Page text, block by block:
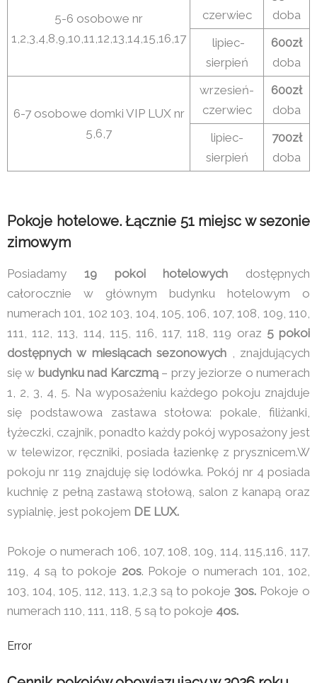
5-6 osobowe nr
1,2,3,4,8,9,10,11,12,13,14,15,16,17
czerwiec
doba
lipiec-
sierpień
600zł
doba
6-7 osobowe domki VIP LUX nr
5,6,7
wrzesień-
czerwiec
600zł
doba
lipiec-
sierpień
700zł
doba
Pokoje hotelowe. Łącznie 51 miejsc w sezonie
zimowym
Posiadamy 19 pokoi hotelowych dostępnych
całorocznie w głównym budynku hotelowym o
numerach 101, 102 103, 104, 105, 106, 107, 108, 109, 110,
111, 112, 113, 114, 115, 116, 117, 118, 119 oraz 5 pokoi
dostępnych w miesiącach sezonowych , znajdujących
się w budynku nad Karczmą– przy jeziorze o numerach
1, 2, 3, 4, 5. Na wyposażeniu każdego pokoju znajduje
się podstawowa zastawa stołowa: pokale, filiżanki,
łyżeczki, czajnik, ponadto każdy pokój wyposażony jest
w telewizor, ręczniki, posiada łazienkę z prysznicem.W
pokoju nr 119 znajduję się lodówka. Pokój nr 4 posiada
kuchnię z pełną zastawą stołową, salon z kanapą oraz
sypialnię, jest pokojem DE LUX.
Pokoje o numerach 106, 107, 108, 109, 114, 115,116, 117,
119, 4 są to pokoje 2os. Pokoje o numerach 101, 102,
103, 104, 105, 112, 113, 1,2,3 są to pokoje 3os. Pokoje o
numerach 110, 111, 118, 5 są to pokoje 4os.
Error